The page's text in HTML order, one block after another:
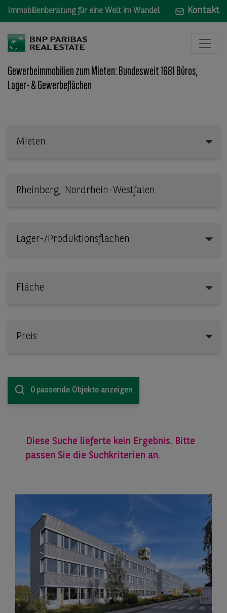
Immobilienberatung für eine Welt im Wandel Kontakt
Gewerbeimmobilien zum Mieten: Bundesweit 1681 Büros,
Lager- & Gewerbeflächen
Mieten
Lager-/Produktionsflächen
Fläche
Preis
0 passende Objekte anzeigen
Diese Suche lieferte kein Ergebnis. Bitte
passen Sie die Suchkriterien an.